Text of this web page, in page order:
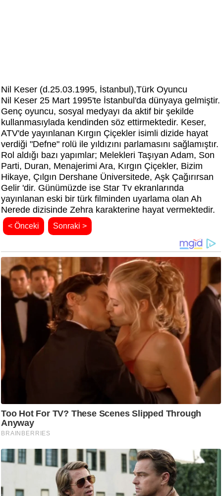
Nil Keser (d.25.03.1995, İstanbul),Türk Oyuncu
Nil Keser 25 Mart 1995'te İstanbul'da dünyaya gelmiştir.
Genç oyuncu, sosyal medyayı da aktif bir şekilde
kullanmasıylada kendinden söz ettirmektedir. Keser,
ATV'de yayınlanan Kırgın Çiçekler isimli dizide hayat
verdiği "Defne" rolü ile yıldızını parlamasını sağlamıştır.
Rol aldığı bazı yapımlar; Melekleri Taşıyan Adam, Son
Parti, Duran, Menajerimi Ara, Kırgın Çiçekler, Bizim
Hikaye, Çılgın Dershane Üniversitede, Aşk Çağırırsan
Gelir 'dir. Günümüzde ise Star Tv ekranlarında
yayınlanan eski bir türk filminden uyarlama olan Ah
Nerede dizisinde Zehra karakterine hayat vermektedir.
< Önceki Sonraki >